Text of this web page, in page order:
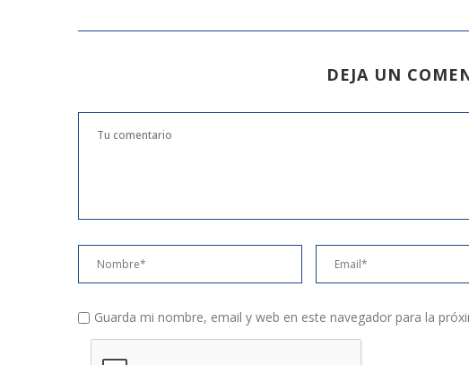
DEJA UN
Guarda mi nombre, email y web en este navegador para la